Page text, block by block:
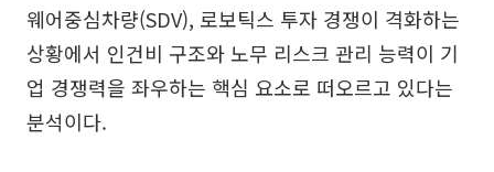
웨어중심차량(SDV), 로보틱스 투자 경쟁이 격화하는
상황에서 인건비 구조와 노무 리스크 관리 능력이 기
업 경쟁력을 좌우하는 핵심 요소로 떠오르고 있다는
분석이다.